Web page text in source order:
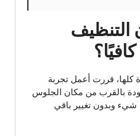
كلها، قررت أعمل تجربة
بالقرب من مكان الجلوس
وبدون تغيير باقي